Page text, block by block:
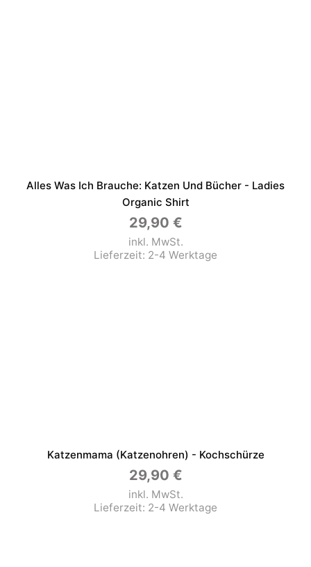
Alles Was Ich Brauche: Katzen Und Bücher - Ladies
Organic Shirt
29,90 €
inkl. MwSt.
Lieferzeit: 2-4 Werktage
Katzenmama (Katzenohren) - Kochschürze
29,90 €
inkl. MwSt.
Lieferzeit: 2-4 Werktage